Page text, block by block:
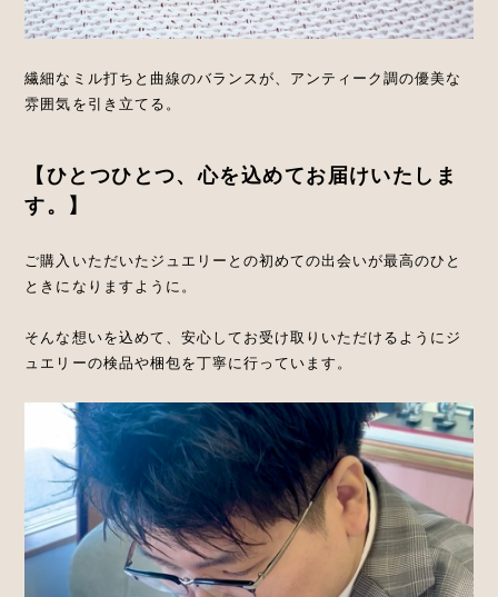
繊細なミル打ちと曲線のバランスが、アンティーク調の優美な
雰囲気を引き立てる。
【ひとつひとつ、心を込めてお届けいたしま
す。】
ご購入いただいたジュエリーとの初めての出会いが最高のひと
ときになりますように。
そんな想いを込めて、安心してお受け取りいただけるようにジ
ュエリーの検品や梱包を丁寧に行っています。